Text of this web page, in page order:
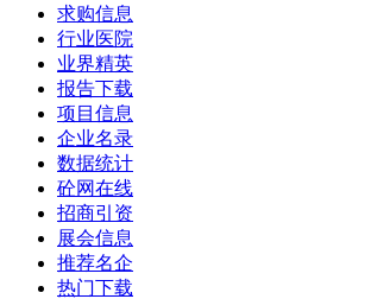
求购信息
行业医院
业界精英
报告下载
项目信息
企业名录
数据统计
砼网在线
招商引资
展会信息
推荐名企
热门下载